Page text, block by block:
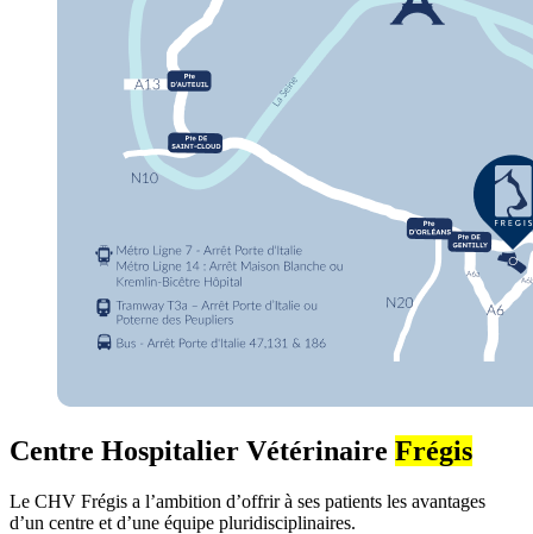
Centre Hospitalier Vétérinaire Frégis
Le CHV Frégis a l’ambition d’offrir à ses patients les avantages
d’un centre et d’une équipe pluridisciplinaires.